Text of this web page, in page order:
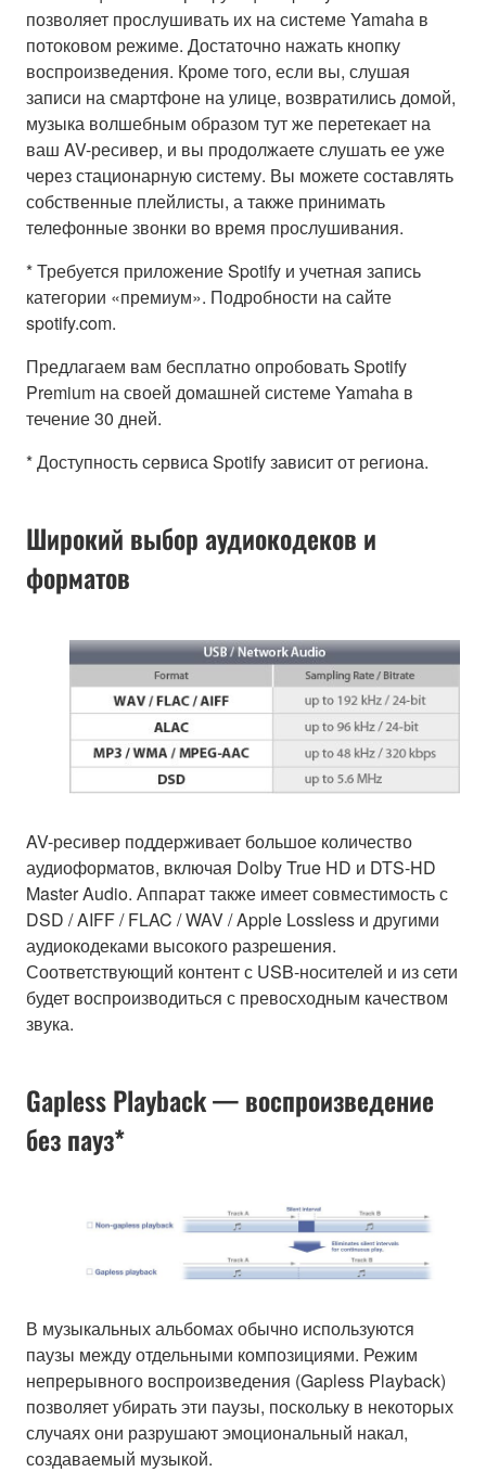
позволяет прослушивать их на системе Yamaha в
потоковом режиме. Достаточно нажать кнопку
воспроизведения. Кроме того, если вы, слушая
записи на смартфоне на улице, возвратились домой,
музыка волшебным образом тут же перетекает на
ваш AV-ресивер, и вы продолжаете слушать ее уже
через стационарную систему. Вы можете составлять
собственные плейлисты, а также принимать
телефонные звонки во время прослушивания.
* Требуется приложение Spotify и учетная запись
категории «премиум». Подробности на сайте
spotify.com.
Предлагаем вам бесплатно опробовать Spotify
Premium на своей домашней системе Yamaha в
течение 30 дней.
* Доступность сервиса Spotify зависит от региона.
Широкий выбор аудиокодеков и
форматов
AV-ресивер поддерживает большое количество
аудиоформатов, включая Dolby True HD и DTS-HD
Master Audio. Аппарат также имеет совместимость с
DSD / AIFF / FLAC / WAV / Apple Lossless и другими
аудиокодеками высокого разрешения.
Соответствующий контент с USB-носителей и из сети
будет воспроизводиться с превосходным качеством
звука.
Gapless Playback — воспроизведение
без пауз*
В музыкальных альбомах обычно используются
паузы между отдельными композициями. Режим
непрерывного воспроизведения (Gapless Playback)
позволяет убирать эти паузы, поскольку в некоторых
случаях они разрушают эмоциональный накал,
создаваемый музыкой.